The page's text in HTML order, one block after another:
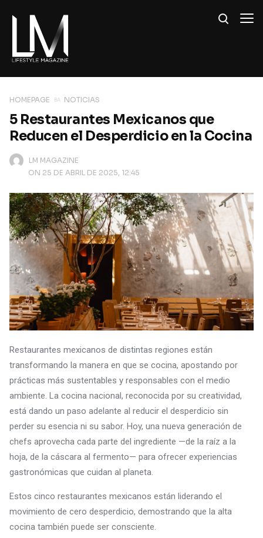
HOMEPAGE NOTICIAS
LM MAGAZINE
ON 25 DE ABRIL DE 2025, 12:45
5 Restaurantes Mexicanos que
Reducen el Desperdicio en la Cocina
Restaurantes mexicanos de distintas regiones están
transformando la manera en que se cocina, apostando por
prácticas más sustentables y responsables con el medio
ambiente. La cocina nacional, reconocida por su creatividad,
está dando un paso adelante al reducir el desperdicio sin
perder su esencia ni su sabor. Hoy, una nueva generación de
chefs aprovecha cada parte del ingrediente —de la raíz a la
hoja, de la cáscara al fermento— para ofrecer experiencias
gastronómicas que cuidan al planeta.
Estos cinco restaurantes mexicanos están liderando el
movimiento de cero desperdicio, demostrando que la alta
cocina también puede ser consciente.